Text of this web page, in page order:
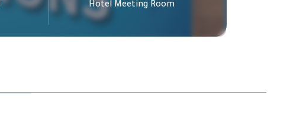
Hotel Meeting Room